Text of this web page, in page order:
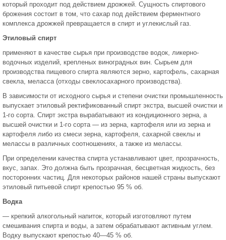
который проходит под действием дрожжей. Сущность спиртового
брожения состоит в том, что сахар под действием ферментного
комплекса дрожжей превращается в спирт и углекислый газ.
Этиловый спирт
применяют в качестве сырья при производстве водок, ликерно-
водочных изделий, крепленых виноградных вин. Сырьем для
производства пищевого спирта являются зерно, карто­фель, сахарная
свекла, меласса (отходы свеклосахарного произ­водства).
В зависимости от исходного сырья и степени очистки про­мышленность
выпускает этиловый ректификованный спирт экстра, высшей очистки и
1-го сорта. Спирт экстра вырабатывают из кондиционного зерна, а
высшей очистки и 1-го сорта — из зерна, картофеля или из зерна и
картофеля либо из смеси зерна, картофе­ля, сахарной свеклы и
мелассы в различных соотношениях, а также из мелассы.
При определении качества спирта устанавливают цвет, про­зрачность,
вкус, запах. Это должна быть прозрачная, бесцветная жидкость, без
посторонних частиц. Для некоторых районов нашей страны выпускают
этиловый питьевой спирт крепостью 95 % об.
Водка
— крепкий алкогольный напиток, который изготовляют путем
смешивания спирта и воды, а затем обрабатывают актив­ным углем.
Водку выпускают крепостью 40—45 % об.